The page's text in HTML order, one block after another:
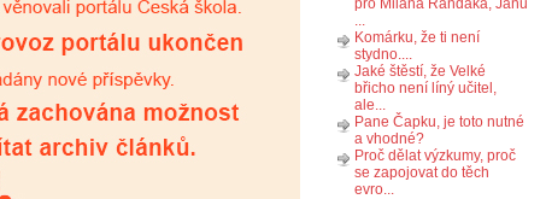
pro Milana Randáka, Janu
...
Komárku, že ti není
stydno....
Jaké štěstí, že Velké
břicho není líný učitel,
ale...
Pane Čapku, je toto nutné
a vhodné?
Proč dělat výzkumy, proč
se zapojovat do těch
evro...